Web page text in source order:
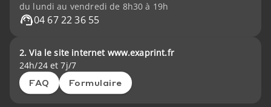
du lundi au vendredi de 8h30 à 19h
04 67 22 36 55
2. Via le site internet www.exaprint.fr
24h/24 et 7j/7
FAQ Formulaire